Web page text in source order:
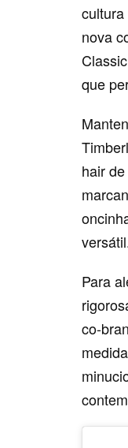
nova
que
hair
Para
co-